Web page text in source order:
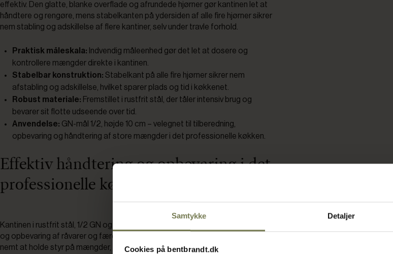
Samtykke Detaljer
Cookies på bentbrandt.dk
effektiv. Den glatte, blanke overflade og afrundede hjørner gør kantinen let at
håndtere og rengøre, mens stabelkanten på ydersiden af alle fire hjørner sikrer
nem stabling og adskillelse af flere kantiner, selv under travle forhold.
Praktisk måleskala: Indvendig måleenhed gør det let at dosere og
kontrollere mængder direkte i kantinen.
Stabelbar konstruktion: Stabelkant på alle fire hjørner sikrer nem
afstabling og adskillelse, hvilket sparer plads og tid i køkkenet.
Robust materiale: Fremstillet i rustfrit stål, der tåler intensiv brug og
bevarer sit flotte udseende over tid.
Anvendelse: GN-mål 1/2, højde 10 cm – velegnet til tilberedning,
opbevaring og håndtering af store mængder i det professionelle køkken.
Effektiv håndtering og opbevaring i det
professionelle køkken
Kantinen i rustfrit stål, 1/2 GN og 10 cm høj, er et funktionelt valg til tilberedning
og opbevaring af råvarer og færdige retter. Den indvendige måleskala gør det
nemt at holde styr på mængder, hvilket er en fordel ved både forberedelse og